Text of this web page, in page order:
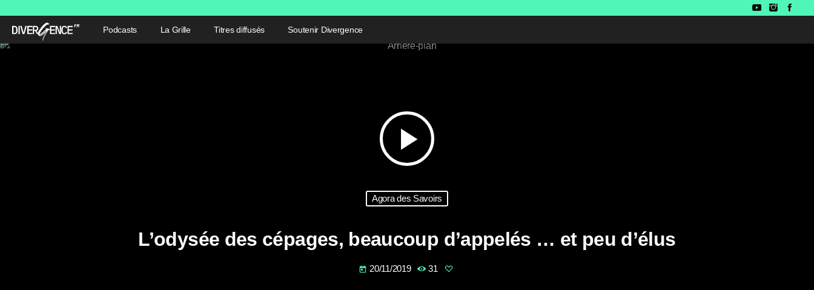
Podcasts La Grille Titres diffusés Soutenir Divergence
play_arrow
Agora des Savoirs
L’odysée des cépages, beaucoup d’appelés … et peu d’élus
today 20/11/2019 31